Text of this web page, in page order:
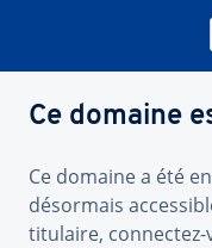
Ce domaine
Ce domaine a été
désormais
titulaire,